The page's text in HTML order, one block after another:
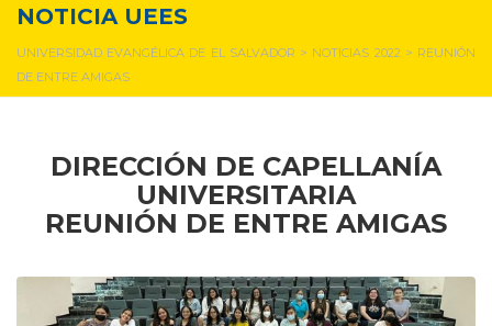
NOTICIA UEES
UNIVERSIDAD EVANGÉLICA DE EL SALVADOR > NOTICIAS 2022> REUNIÓN
DE ENTRE AMIGAS
DIRECCIÓN DE CAPELLANÍA
UNIVERSITARIA
REUNIÓN DE ENTRE AMIGAS